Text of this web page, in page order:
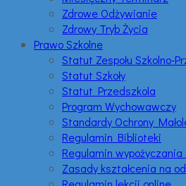
Zdrowe Odżywianie
Zdrowy Tryb Życia
Prawo Szkolne
Statut Zespołu Szkolno-
Statut Szkoły
Statut Przedszkola
Program Wychowawczy
Standardy Ochrony
Regulamin Biblioteki
Regulamin
Zasady kształcenia na